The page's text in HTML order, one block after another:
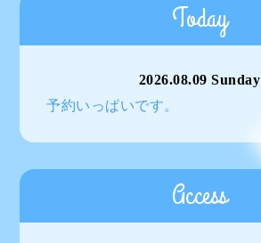
Today
2026.08.09 Sunday
予約いっぱいです。
Access